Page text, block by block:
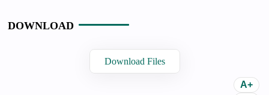
DOWNLOAD
Download Files